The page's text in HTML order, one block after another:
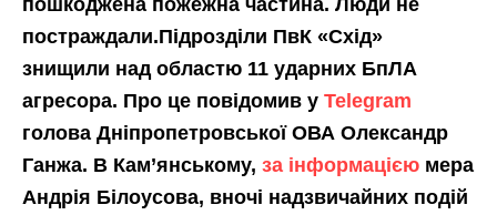
постраждали.Підрозділи ПвК «Схід»
знищили над областю 11 ударних БпЛА
агресора. Про це повідомив у Telegram
голова Дніпропетровської ОВА Олександр
Ганжа. В Кам’янському, за інформацією мера
Андрія Білоусова, вночі надзвичайних подій